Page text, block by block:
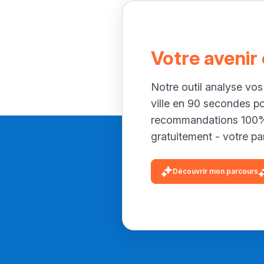
Votre avenir
Notre outil analyse
ville en 90 secondes
recommandations
gratuitement - votre
Découvrir mon parcours